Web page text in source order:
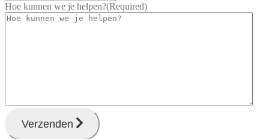
Hoe kunnen we je helpen?(Required)
Verzenden